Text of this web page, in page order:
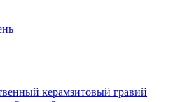
керамзитовый гравий